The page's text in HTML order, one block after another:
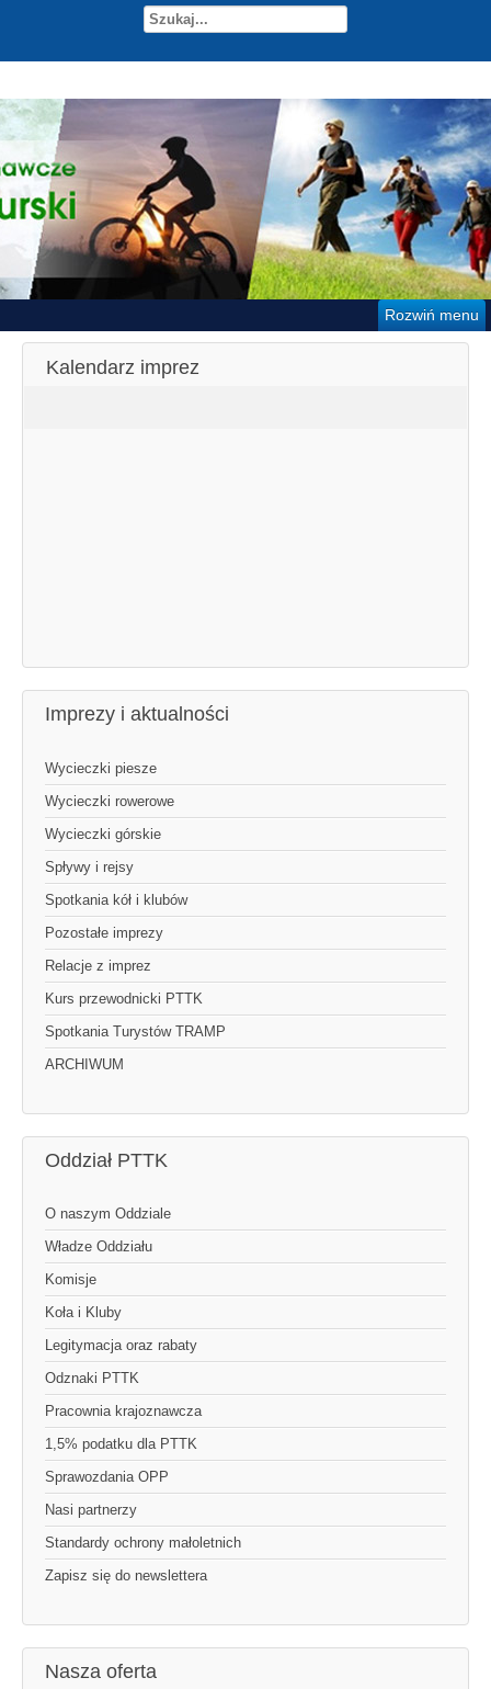
Rozwiń menu
Kalendarz imprez
Imprezy i aktualności
Wycieczki piesze
Wycieczki rowerowe
Wycieczki górskie
Spływy i rejsy
Spotkania kół i klubów
Pozostałe imprezy
Relacje z imprez
Kurs przewodnicki PTTK
Spotkania Turystów TRAMP
ARCHIWUM
Oddział PTTK
O naszym Oddziale
Władze Oddziału
Komisje
Koła i Kluby
Legitymacja oraz rabaty
Odznaki PTTK
Pracownia krajoznawcza
1,5% podatku dla PTTK
Sprawozdania OPP
Nasi partnerzy
Standardy ochrony małoletnich
Zapisz się do newslettera
Nasza oferta